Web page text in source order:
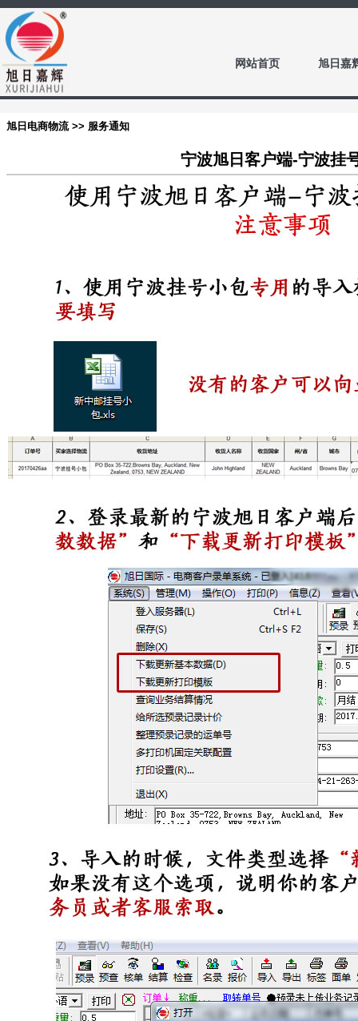
网站首页 旭日嘉
旭日电商物流 >> 服务通知
宁波旭日客户端-宁波挂